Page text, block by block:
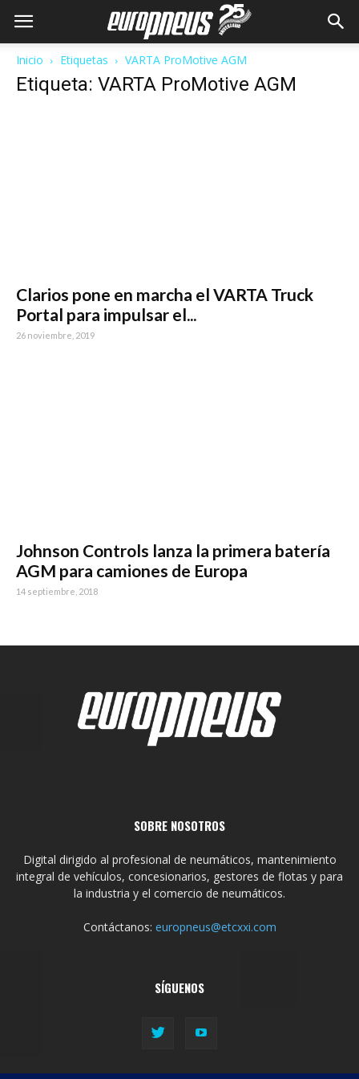
Inicio Etiquetas VARTA ProMotive AGM
Etiqueta: VARTA ProMotive AGM
Clarios pone en marcha el VARTA Truck
Portal para impulsar el...
26 noviembre, 2019
Johnson Controls lanza la primera batería
AGM para camiones de Europa
14 septiembre, 2018
SOBRE NOSOTROS
Digital dirigido al profesional de neumáticos, mantenimiento
integral de vehículos, concesionarios, gestores de flotas y para
la industria y el comercio de neumáticos.
Contáctanos: europneus@etcxxi.com
SÍGUENOS